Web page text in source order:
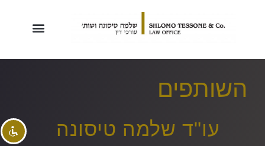
title סמן כותרות
זום (הקטנה)
השותפים
עו"ד שלמה טיסונה